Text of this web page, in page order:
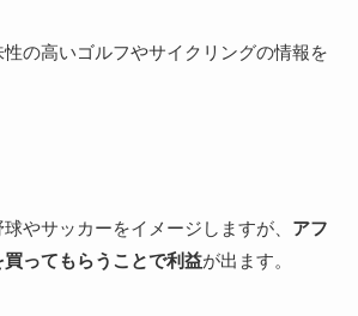
の高いゴルフやサイクリングの情報を
やサッカーをイメージしますが、 アフ
ってもらうことで利益が出ます。